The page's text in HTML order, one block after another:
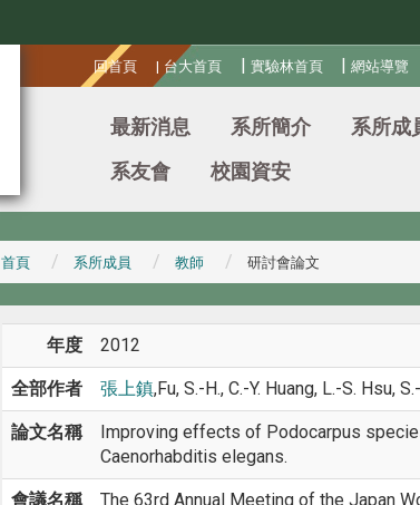
回首頁 | 台大首頁 | 實驗林首頁 |網站導覽
最新消息 系所簡介 系所成
系友會
校園資安
首頁 系所成員 教師 研討會論文
年度 2012
全部作者 張上鎮,Fu, S.-H., C.-Y. Huang, L.-S. Hsu,
論文名稱
Improving effects of Podocarpus
Caenorhabditis elegans.
會議名稱 The 63rd Annual Meeting of the Japan